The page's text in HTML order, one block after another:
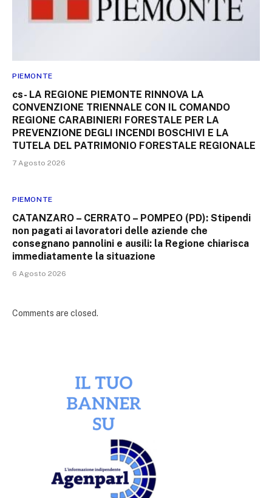
PIEMONTE
cs- LA REGIONE PIEMONTE RINNOVA LA
CONVENZIONE TRIENNALE CON IL COMANDO
REGIONE CARABINIERI FORESTALE PER LA
PREVENZIONE DEGLI INCENDI BOSCHIVI E LA
TUTELA DEL PATRIMONIO FORESTALE REGIONALE
7 Agosto 2026
PIEMONTE
CATANZARO – CERRATO – POMPEO (PD): Stipendi
non pagati ai lavoratori delle aziende che
consegnano pannolini e ausili: la Regione chiarisca
immediatamente la situazione
6 Agosto 2026
Comments are closed.